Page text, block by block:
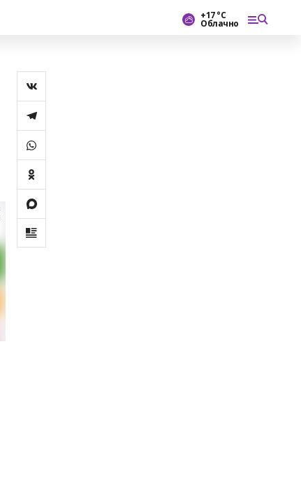
+17 °С
Облачно